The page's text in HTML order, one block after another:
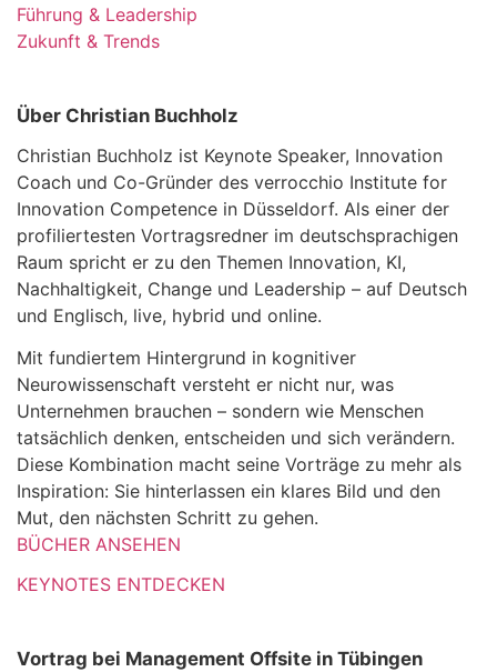
Führung & Leadership
Zukunft & Trends
Über Christian Buchholz
Christian Buchholz ist Keynote Speaker, Innovation
Coach und Co-Gründer des verrocchio Institute for
Innovation Competence in Düsseldorf. Als einer der
profiliertesten Vortragsredner im deutschsprachigen
Raum spricht er zu den Themen Innovation, KI,
Nachhaltigkeit, Change und Leadership – auf Deutsch
und Englisch, live, hybrid und online.
Mit fundiertem Hintergrund in kognitiver
Neurowissenschaft versteht er nicht nur, was
Unternehmen brauchen – sondern wie Menschen
tatsächlich denken, entscheiden und sich verändern.
Diese Kombination macht seine Vorträge zu mehr als
Inspiration: Sie hinterlassen ein klares Bild und den
Mut, den nächsten Schritt zu gehen.
BÜCHER ANSEHEN
KEYNOTES ENTDECKEN
Vortrag bei Management Offsite in Tübingen